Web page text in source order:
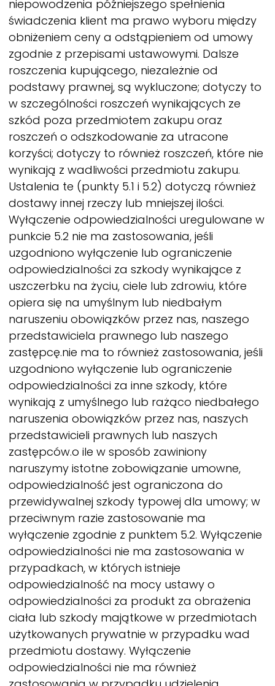
niepowodzenia późniejszego spełnienia
świadczenia klient ma prawo wyboru między
obniżeniem ceny a odstąpieniem od umowy
zgodnie z przepisami ustawowymi. Dalsze
roszczenia kupującego, niezależnie od
podstawy prawnej, są wykluczone; dotyczy to
w szczególności roszczeń wynikających ze
szkód poza przedmiotem zakupu oraz
roszczeń o odszkodowanie za utracone
korzyści; dotyczy to również roszczeń, które nie
wynikają z wadliwości przedmiotu zakupu.
Ustalenia te (punkty 5.1 i 5.2) dotyczą również
dostawy innej rzeczy lub mniejszej ilości.
Wyłączenie odpowiedzialności uregulowane w
punkcie 5.2 nie ma zastosowania, jeśli
uzgodniono wyłączenie lub ograniczenie
odpowiedzialności za szkody wynikające z
uszczerbku na życiu, ciele lub zdrowiu, które
opiera się na umyślnym lub niedbałym
naruszeniu obowiązków przez nas, naszego
przedstawiciela prawnego lub naszego
zastępcę.nie ma to również zastosowania, jeśli
uzgodniono wyłączenie lub ograniczenie
odpowiedzialności za inne szkody, które
wynikają z umyślnego lub rażąco niedbałego
naruszenia obowiązków przez nas, naszych
przedstawicieli prawnych lub naszych
zastępców.o ile w sposób zawiniony
naruszymy istotne zobowiązanie umowne,
odpowiedzialność jest ograniczona do
przewidywalnej szkody typowej dla umowy; w
przeciwnym razie zastosowanie ma
wyłączenie zgodnie z punktem 5.2. Wyłączenie
odpowiedzialności nie ma zastosowania w
przypadkach, w których istnieje
odpowiedzialność na mocy ustawy o
odpowiedzialności za produkt za obrażenia
ciała lub szkody majątkowe w przedmiotach
użytkowanych prywatnie w przypadku wad
przedmiotu dostawy. Wyłączenie
odpowiedzialności nie ma również